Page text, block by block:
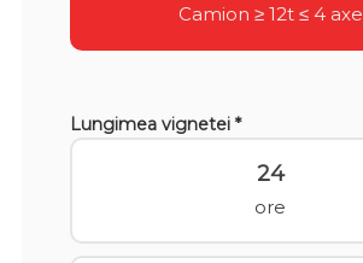
Camion ≥ 12t ≤ 4 axe
Lungimea vignetei *
24
ore